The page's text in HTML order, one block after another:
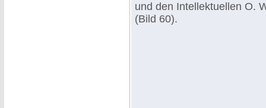
und den Intellektuellen O.
(Bild 60).